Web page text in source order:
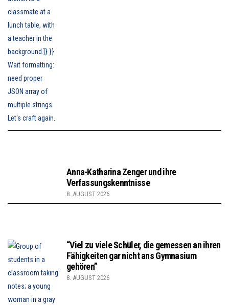
Anna-Katharina Zenger und ihre
Verfassungskenntnisse
8. AUGUST 2026
“Viel zu viele Schüler, die gemessen an ihren
Fähigkeiten gar nicht ans Gymnasium
gehören”
8. AUGUST 2026